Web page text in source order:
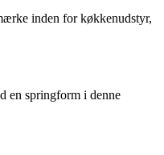
inden for køkkenudstyr,
en springform i denne